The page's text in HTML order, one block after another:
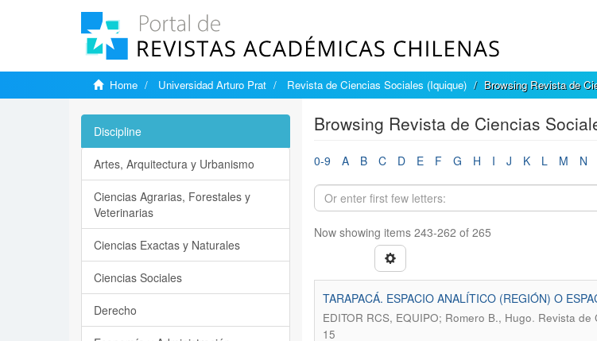
Home Universidad Arturo Prat Revista de Ciencias Sociales (Iquique) Browsing Revista de
Browsing Revista de Ciencias
0-9 A B C D E F G H I J K L M N
Now showing items 243-262 of 265
TARAPACÁ. ESPACIO ANALÍTICO (REGIÓN) O
EDITOR RCS, EQUIPO; Romero B., Hugo. Revista de
15
Discipline
Artes, Arquitectura y Urbanismo
Ciencias Agrarias, Forestales y
Veterinarias
Ciencias Exactas y Naturales
Ciencias Sociales
Derecho